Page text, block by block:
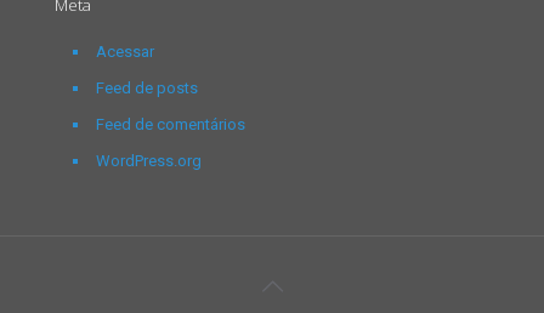
Meta
Acessar
Feed de posts
Feed de comentários
WordPress.org